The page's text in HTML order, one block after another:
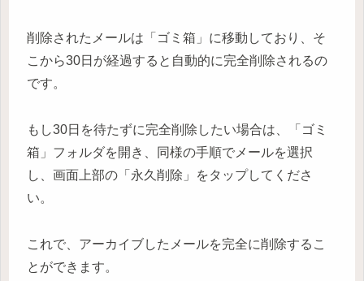
削除されたメールは「ゴミ箱」に移動しており、そ
こから30日が経過すると自動的に完全削除されるの
です。
もし30日を待たずに完全削除したい場合は、「ゴミ
箱」フォルダを開き、同様の手順でメールを選択
し、画面上部の「永久削除」をタップしてくださ
い。
これで、アーカイブしたメールを完全に削除するこ
とができます。